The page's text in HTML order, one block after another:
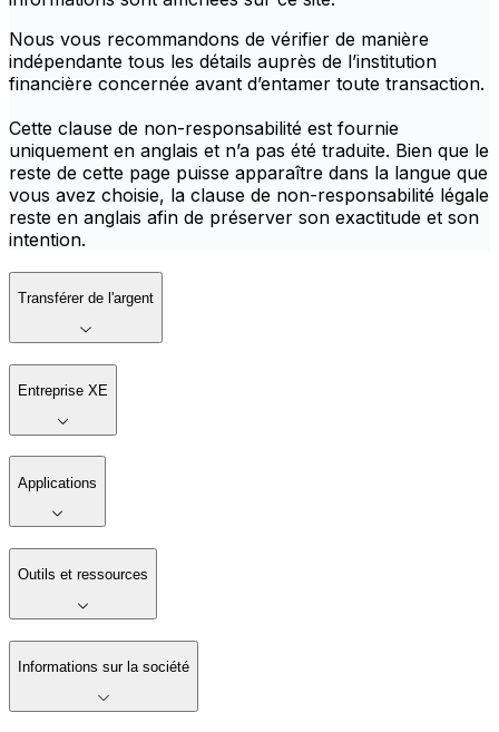
Nous vous recommandons de vérifier de manière
indépendante tous les détails auprès de l’institution
financière concernée avant d’entamer toute transaction.
Cette clause de non-responsabilité est fournie
uniquement en anglais et n’a pas été traduite. Bien que le
reste de cette page puisse apparaître dans la langue que
vous avez choisie, la clause de non-responsabilité légale
reste en anglais afin de préserver son exactitude et son
intention.
Transférer de l'argent
Entreprise XE
Applications
Outils et ressources
Informations sur la société